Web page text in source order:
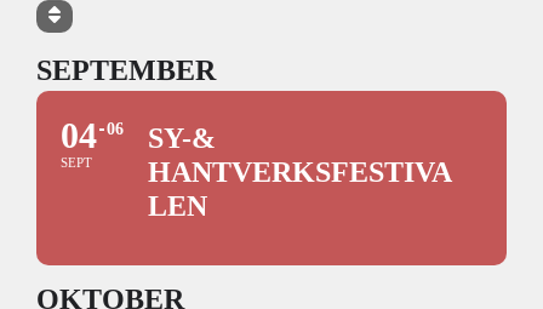
SEPTEMBER
04
SEPT
06
SY-&
HANTVERKSFESTIVA
LEN
OKTOBER